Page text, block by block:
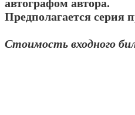
автографом автора.
Предполагается серия
Стоимость входного